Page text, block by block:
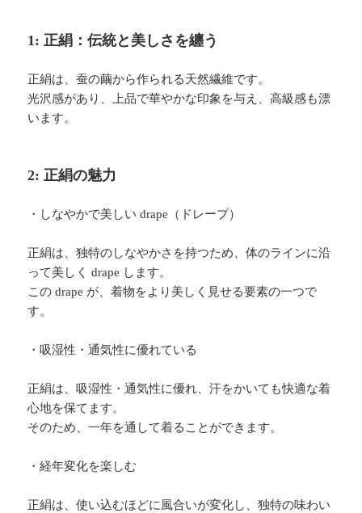
1: 正絹：伝統と美しさを纏う
正絹は、蚕の繭から作られる天然繊維です。
光沢感があり、上品で華やかな印象を与え、高級感も漂
います。
2: 正絹の魅力
・しなやかで美しい drape（ドレープ）
正絹は、独特のしなやかさを持つため、体のラインに沿
って美しく drape します。
この drape が、着物をより美しく見せる要素の一つで
す。
・吸湿性・通気性に優れている
正絹は、吸湿性・通気性に優れ、汗をかいても快適な着
心地を保てます。
そのため、一年を通して着ることができます。
・経年変化を楽しむ
正絹は、使い込むほどに風合いが変化し、独特の味わい